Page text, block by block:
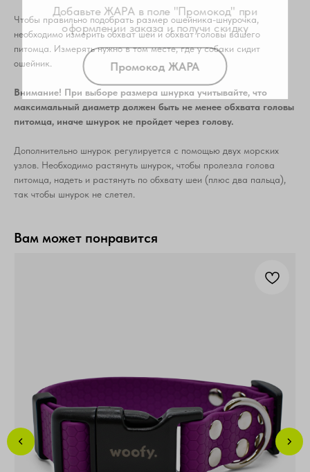
Промокод ЖАРА
Чтобы правильно подобрать размер ошейника-шнурочка,
необходимо измерить обхват шеи и обхват головы вашего
питомца. Измерять нужно в том месте, где у собаки сидит
ошейник.
Внимание! При выборе размера шнурка учитывайте, что
максимальный диаметр должен быть не менее обхвата головы
питомца, иначе шнурок не пройдет через голову.
Дополнительно шнурок регулируется с помощью двух морских
узлов. Необходимо растянуть шнурок, чтобы пролезла голова
питомца, надеть и растянуть по обхвату шеи (плюс два пальца),
так чтобы шнурок не слетел.
Вам может понравится